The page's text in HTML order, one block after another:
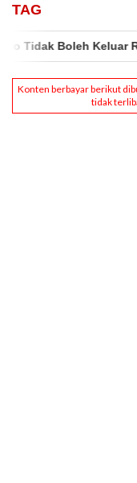
TAG
Tidak Boleh Keluar